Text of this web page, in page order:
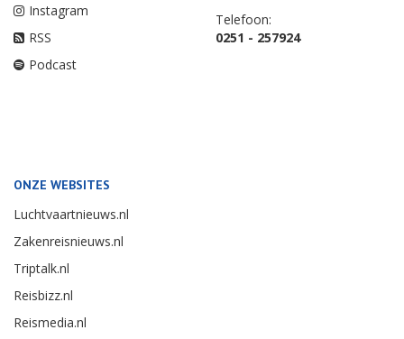
Instagram
RSS
Podcast
Telefoon:
0251 - 257924
ONZE WEBSITES
Luchtvaartnieuws.nl
Zakenreisnieuws.nl
Triptalk.nl
Reisbizz.nl
Reismedia.nl